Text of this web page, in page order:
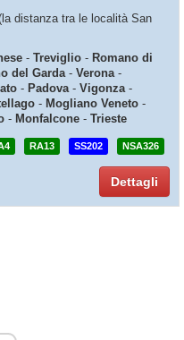
distanza tra le località San
- Treviglio - Romano di
del Garda- Verona-
- Padova- Vigonza-
- Mogliano Veneto -
- Monfalcone - Trieste
RA13 SS202 NSA326
Dettagli